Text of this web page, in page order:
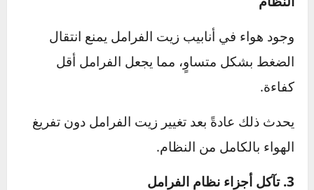
زيت الفرامل مسؤول عن نقل الضغط من دواسة
الفرامل إلى المكابس التي تضغط على الأقراص
أي تسرب في النظام الهيدروليكي يمكن أن يؤدي